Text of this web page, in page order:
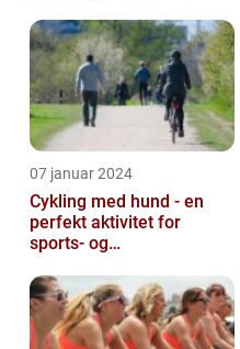
07 januar 2024
Cykling med hund - en
perfekt aktivitet for
sports- og